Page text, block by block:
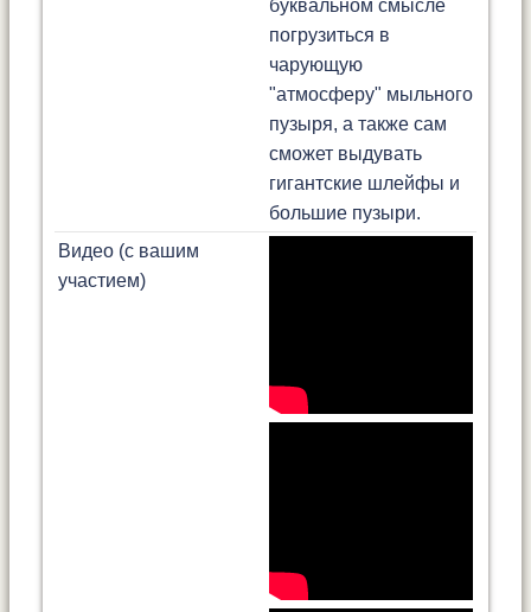
буквальном смысле
погрузиться в
чарующую
"атмосферу" мыльного
пузыря, а также сам
сможет выдувать
гигантские шлейфы и
большие пузыри.
Видео (с вашим
участием)